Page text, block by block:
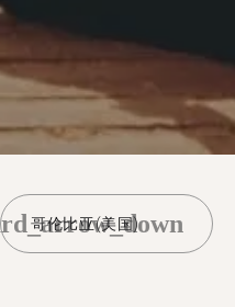
哥伦比亚(美国)